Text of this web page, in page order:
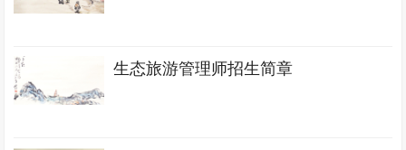
生态旅游管理师招生简章